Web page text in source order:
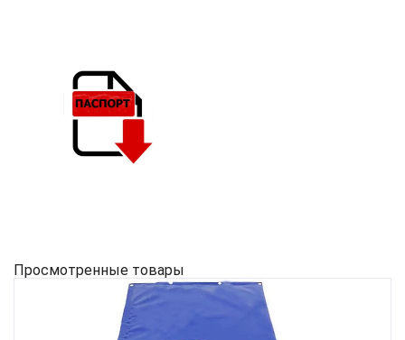
Просмотренные товары